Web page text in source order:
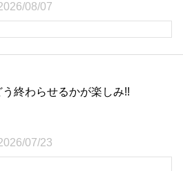
08/07
終わらせるかが楽しみ!!
07/23